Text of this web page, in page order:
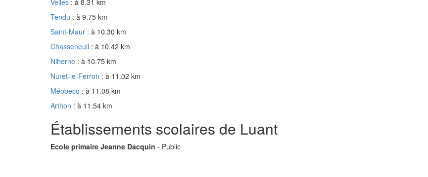
Velles : à 8.31 km
Tendu : à 9.75 km
Saint-Maur : à 10.30 km
Chasseneuil : à 10.42 km
Niherne : à 10.75 km
Nuret-le-Ferron : à 11.02 km
Méobecq : à 11.08 km
Arthon : à 11.54 km
Établissements scolaires de Luant
Ecole primaire Jeanne Dacquin - Public